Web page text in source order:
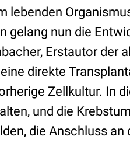
lebenden
gelang nun die
Erstautor der
direkte
Zellkultur. In
und die
die Anschluss